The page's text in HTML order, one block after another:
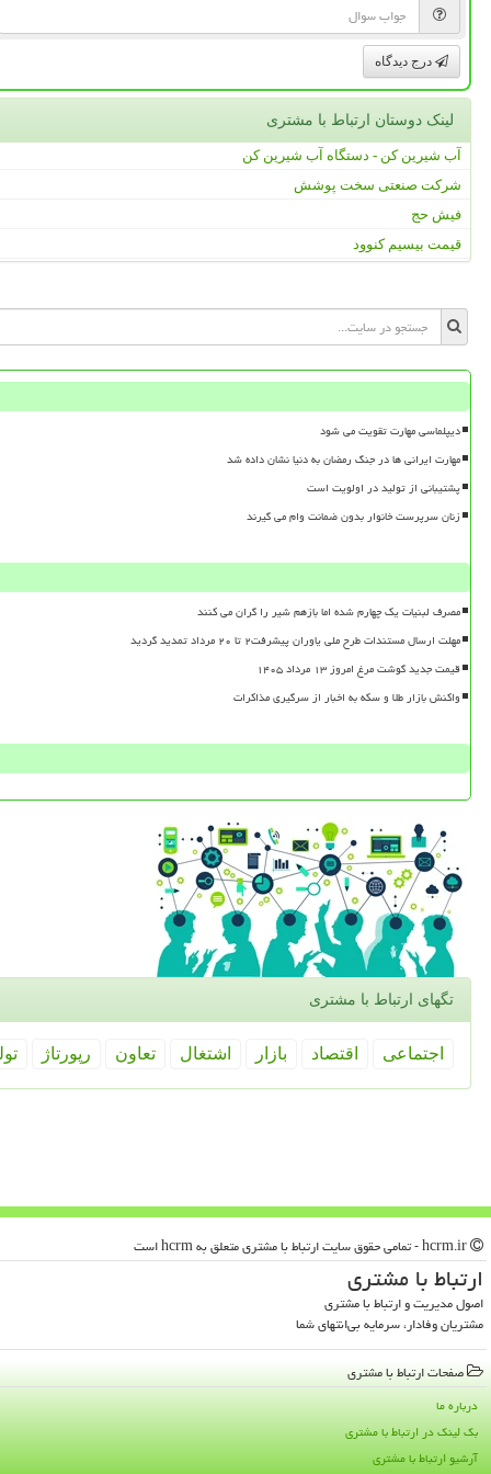
درج دیدگاه
لینک دوستان ارتباط با مشتری
آب شیرین کن - دستگاه آب شیرین کن
شرکت صنعتی سخت پوشش
فیش حج
قیمت بیسیم کنوود
دیپلماسی مهارت تقویت می شود
مهارت ایرانی ها در جنگ رمضان به دنیا نشان داده شد
پشتیبانی از تولید در اولویت است
زنان سرپرست خانوار بدون ضمانت وام می گیرند
مصرف لبنیات یک چهارم شده اما بازهم شیر را گران می کنند
مهلت ارسال مستندات طرح ملی یاوران پیشرفت۲ تا ۲۰ مرداد تمدید گردید
قیمت جدید گوشت مرغ امروز ۱۳ مرداد ۱۴۰۵
واکنش بازار طلا و سکه به اخبار از سرگیری مذاکرات
تگهای ارتباط با مشتری
اجتماعی اقتصاد بازار اشتغال تعاون رپورتاژ
ارتباط با مشتری
اصول مدیریت و ارتباط با مشتری
مشتریان وفادار، سرمایه بی‌انتهای شما
صفحات ارتباط با مشتری
درباره ما
بک لینک در ارتباط با مشتری
آرشیو ارتباط با مشتری